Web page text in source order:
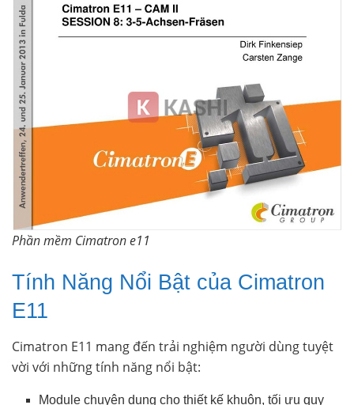
Phần mềm Cimatron e11
Tính Năng Nổi Bật của Cimatron
E11
Cimatron E11 mang đến trải nghiệm người dùng tuyệt
vời với những tính năng nổi bật:
Module chuyên dụng cho thiết kế khuôn, tối ưu quy